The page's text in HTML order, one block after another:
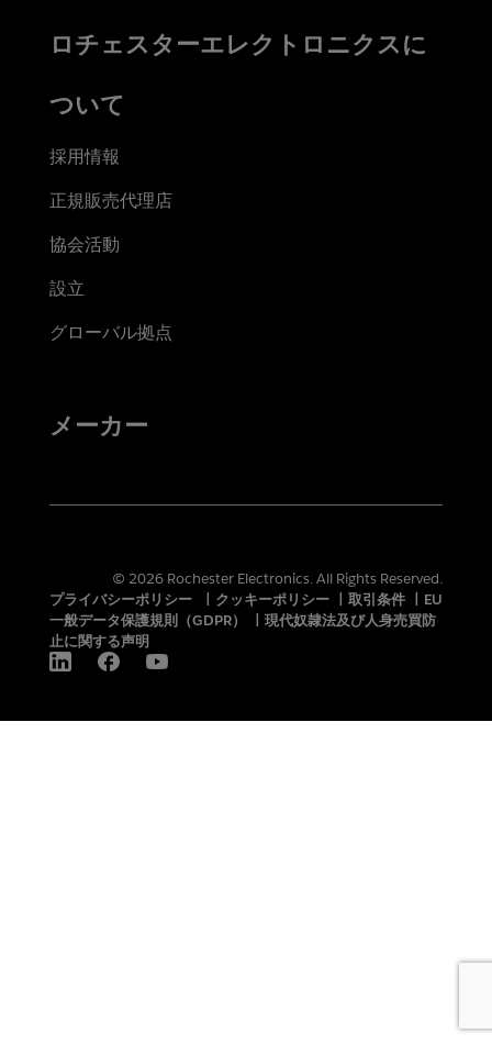
ロチェスターエレクトロニクスに
ついて
採用情報
正規販売代理店
協会活動
設立
グローバル拠点
メーカー
© 2026 Rochester Electronics. All Rights Reserved.
プライバシーポリシー
クッキーポリシー 取引条件
EU
一般データ保護規則（GDPR）
現代奴隷法及び人身売買防
止に関する声明